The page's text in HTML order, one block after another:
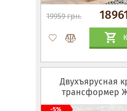
19959 грн.
Двухъярусная
трансформер
-5%